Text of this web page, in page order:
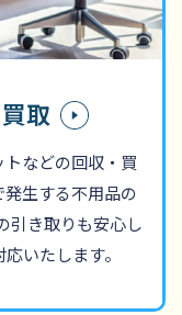
取
などの回収・買
生する不用品の
引き取りも安心し
いたします。